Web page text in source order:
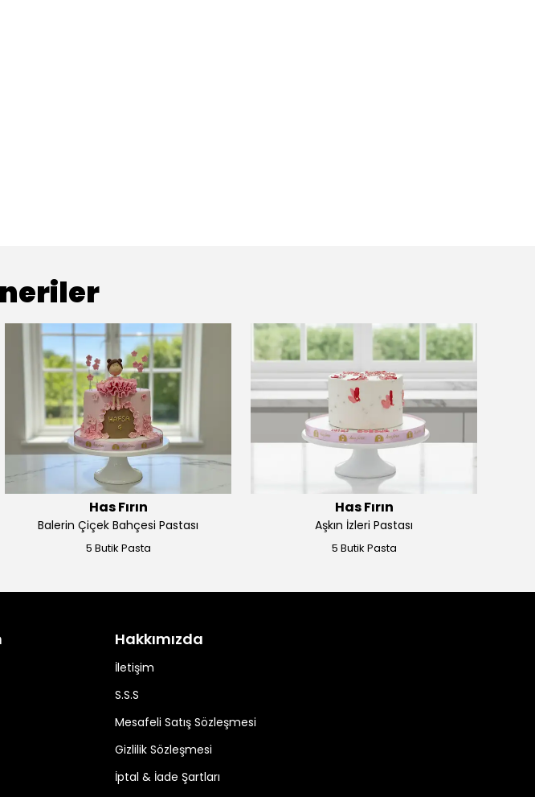
Has Fırın
Balerin Çiçek Bahçesi Pastası
5 Butik Pasta
Has Fırın
Aşkın İzleri Pastası
5 Butik Pasta
Hakkımızda
İletişim
S.S.S
Mesafeli Satış Sözleşmesi
Gizlilik Sözleşmesi
İptal & İade Şartları